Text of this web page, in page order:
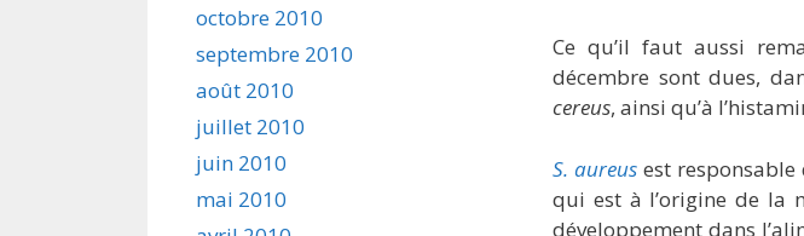
Ce qu’il faut aussi
décembre sont dues,
cereus, ainsi qu’à
S. aureus est responsable
qui est à l’origine de la
développement dans
octobre 2010
septembre 2010
août 2010
juillet 2010
juin 2010
mai 2010